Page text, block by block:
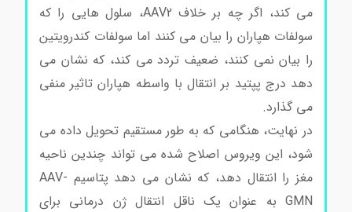
می کند، اگر چه بر خلاف AAV2، سلول هایی را که
سولفات هپاران را بیان می کنند اما سولفات کندرویتین
را بیان نمی کنند، ضعیف تردد می کند، که نشان می
دهد درج پپتید بر انتقال با واسطه هپاران تاثیر منفی
می گذارد.
در نهایت، هنگامی که به طور مستقیم تحویل داده می
شود، این ویروس اصلاح شده می تواند چندین ناحیه
مغز را انتقال دهد، که نشان می دهد پتاسیم AAV-
GMN به عنوان یک ناقل انتقال ژن درمانی برای